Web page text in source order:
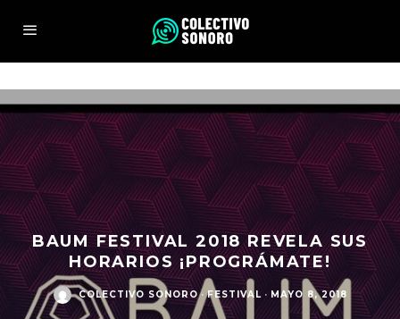
BAUM FESTIVAL 2018 REVELA SUS
HORARIOS ¡PROGRÁMATE!
COLECTIVO SONORO · FESTIVAL · MAYO 8, 2018